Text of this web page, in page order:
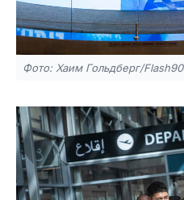
Фото: Хаим Гольдберг/Flash90